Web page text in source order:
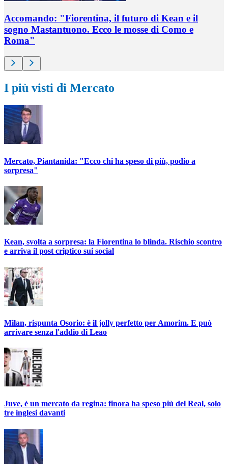
Accomando: "Fiorentina, il futuro di Kean e il
sogno Mastantuono. Ecco le mosse di Como e
Roma"
I più visti di Mercato
Mercato, Piantanida: "Ecco chi ha speso di più, podio a
sorpresa"
Kean, svolta a sorpresa: la Fiorentina lo blinda. Rischio scontro
e arriva il post criptico sui social
Milan, rispunta Osorio: è il jolly perfetto per Amorim. E può
arrivare senza l'addio di Leao
Juve, è un mercato da regina: finora ha speso più del Real, solo
tre inglesi davanti